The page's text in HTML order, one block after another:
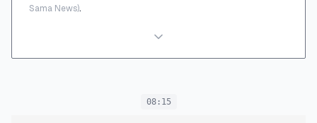
Sama News).
08:15